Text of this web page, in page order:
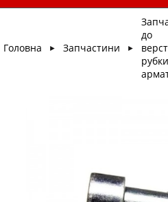
Головна ► Запчастини ►
до
рубки